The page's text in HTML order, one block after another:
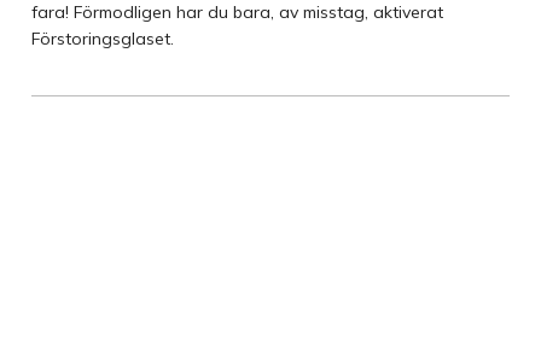
fara! Förmodligen har du bara, av misstag, aktiverat
Förstoringsglaset.